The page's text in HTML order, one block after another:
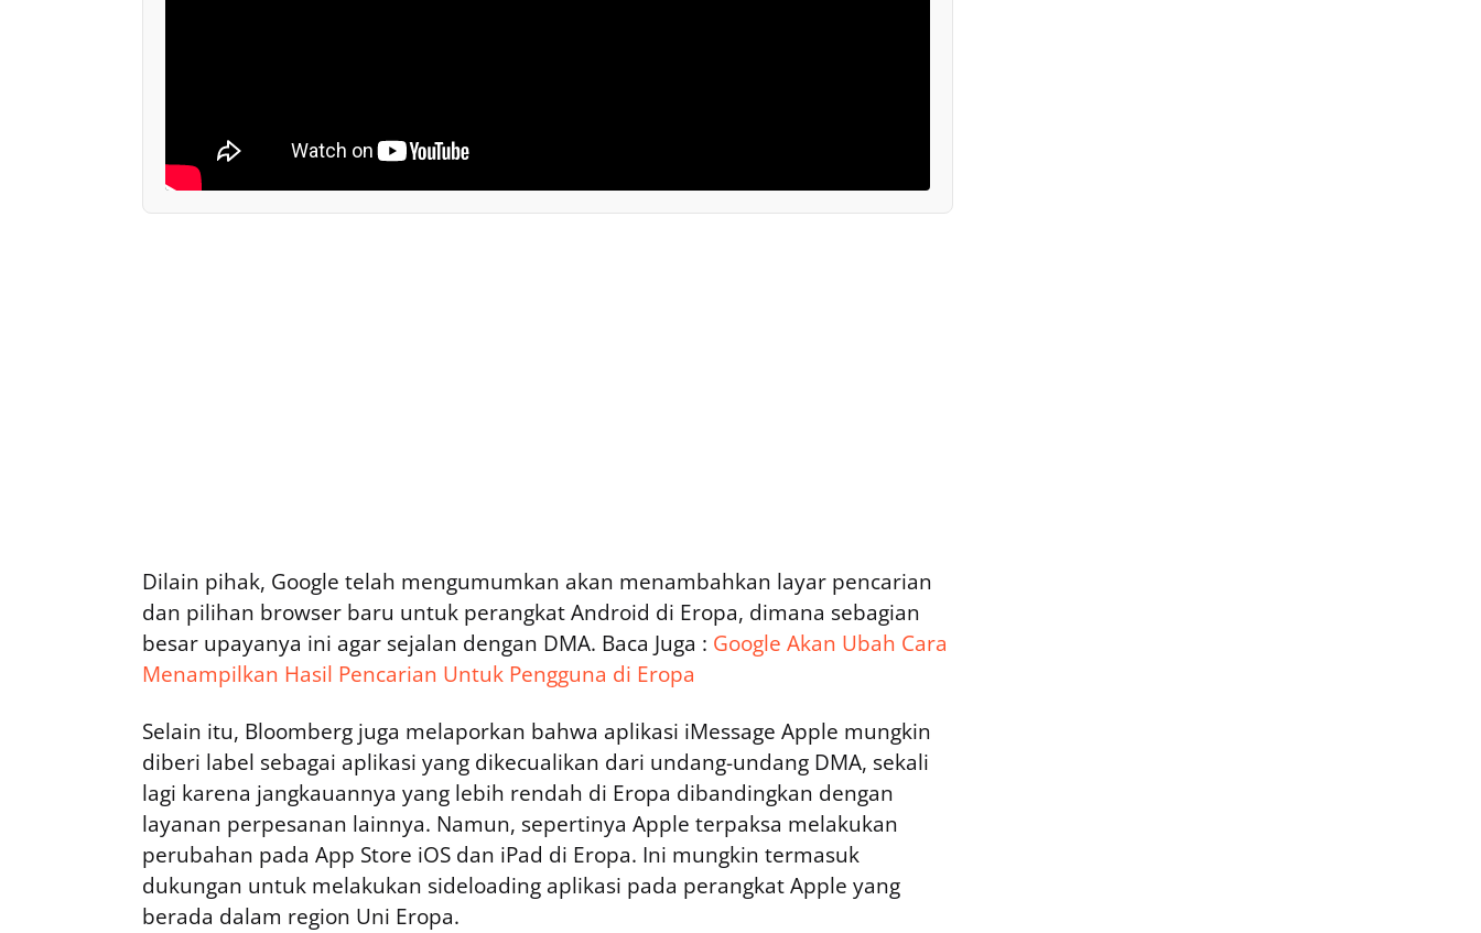
Dilain pihak, Google telah mengumumkan akan menambahkan layar pencarian
dan pilihan browser baru untuk perangkat Android di Eropa, dimana sebagian
besar upayanya ini agar sejalan dengan DMA. Baca Juga : Google Akan Ubah Cara
Menampilkan Hasil Pencarian Untuk Pengguna di Eropa
Selain itu, Bloomberg juga melaporkan bahwa aplikasi iMessage Apple mungkin
diberi label sebagai aplikasi yang dikecualikan dari undang-undang DMA, sekali
lagi karena jangkauannya yang lebih rendah di Eropa dibandingkan dengan
layanan perpesanan lainnya. Namun, sepertinya Apple terpaksa melakukan
perubahan pada App Store iOS dan iPad di Eropa. Ini mungkin termasuk
dukungan untuk melakukan sideloading aplikasi pada perangkat Apple yang
berada dalam region Uni Eropa.